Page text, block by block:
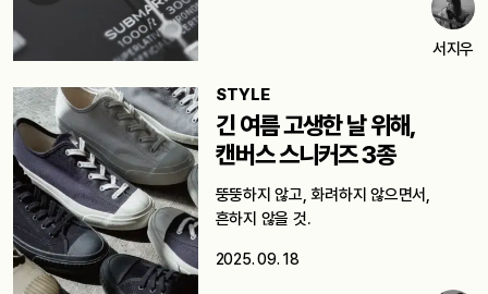
서지우
STYLE
긴 여름 고생한 날 위해,
캔버스 스니커즈 3종
뚱뚱하지 않고, 화려하지 않으면서,
흔하지 않을 것.
2025. 09. 18